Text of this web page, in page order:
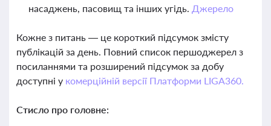
насаджень, пасовищ та інших угідь. Джерело
Кожне з питань — це короткий підсумок змісту
публікацій за день. Повний список першоджерел з
посиланнями та розширений підсумок за добу
доступні у комерційній версії Платформи LIGA360.
Стисло про головне: